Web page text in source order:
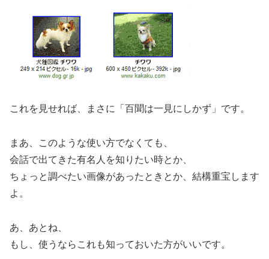
これを見せれば、まさに「百聞は一見にしかず」です。
まあ、このような使い方でなくても、
会話で出てきた有名人を知りたい時とか、
ちょっと調べたい画像があったときとか、結構重宝します
よ。
あ、あとね、
もし、使うならこれも知っておいた方がいいです。